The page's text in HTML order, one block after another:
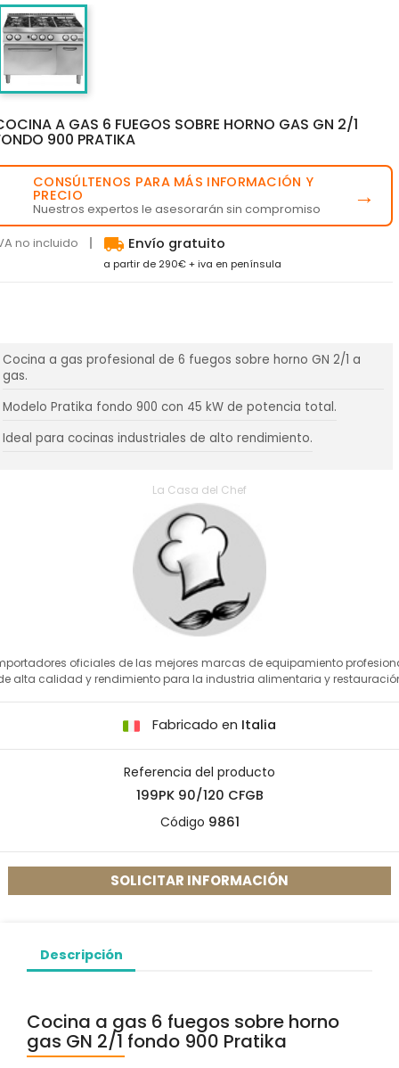
A GAS 6 FUEGOS SOBRE HORNO GAS GN 2/1
900 PRATIKA
CONSÚLTENOS PARA MÁS INFORMACIÓN Y
PRECIO
Nuestros expertos le asesorarán sin compromiso →
no incluido local_shipping Envío gratuito
a partir de 290€ + iva en península
Cocina a gas profesional de 6 fuegos sobre horno GN 2/1 a
gas.
Modelo Pratika fondo 900 con 45 kW de potencia total.
Ideal para cocinas industriales de alto rendimiento.
La Casa del Chef
oficiales de las mejores marcas de equipamiento
alta calidad y rendimiento para la industria alimentaria y
Fabricado en Italia
Referencia del producto
199PK 90/120 CFGB
Código 9861
SOLICITAR INFORMACIÓN
Descripción
Cocina a gas 6 fuegos sobre horno
gas GN 2/1 fondo 900 Pratika